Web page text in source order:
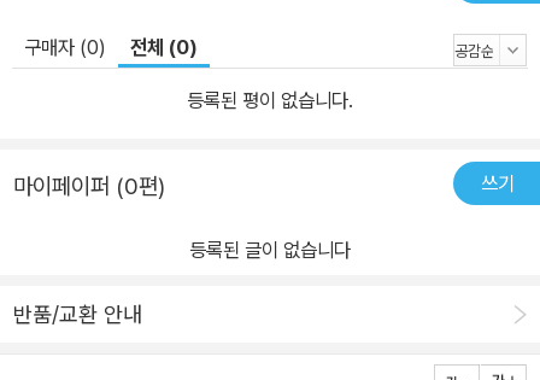
구매자 (0) 전체 (0)
등록된 평이 없습니다.
마이페이퍼 (0편) 쓰기
등록된 글이 없습니다
반품/교환 안내